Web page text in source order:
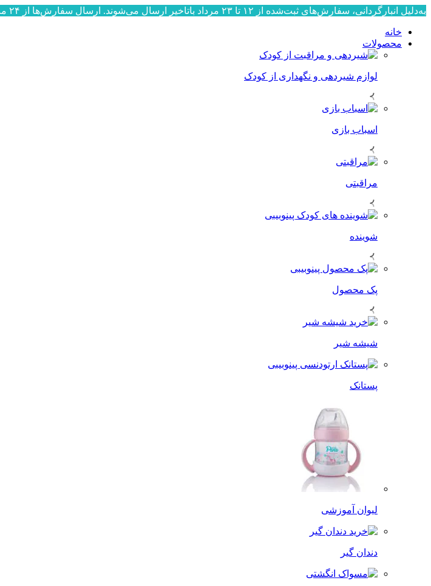
به‌دلیل انبارگردانی، سفارش‌های ثبت‌شده از ۱۲ تا ۲۳ مرداد باتاخیر ارسال می‌شوند. ارسال سفارش‌ها از ۲۴ مرداد به‌ترتیب ثبت، آغاز خواهد شد. از صبوری و همراهی شما سپاسگزاریم.
خانه
محصولات
لوازم شیردهی و نگهداری از کودک
اسباب بازی
مراقبتی
شوینده
پک محصول
شیشه شیر
پستانک
لیوان آموزشی
دندان گیر